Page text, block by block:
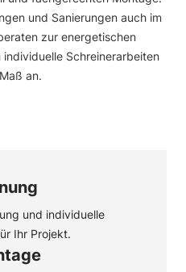
und Sanierungenauch im
zur energetischen
individuelle Schreinerarbeiten
an.
und individuelle
Ihr Projekt.